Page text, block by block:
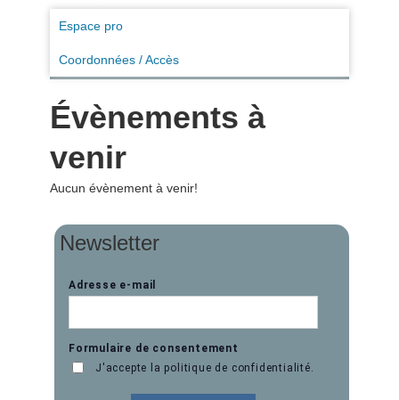
Espace pro
Coordonnées / Accès
Évènements à
venir
Aucun évènement à venir!
Newsletter